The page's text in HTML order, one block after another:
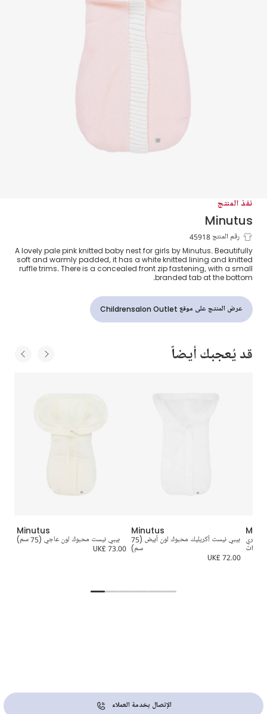
نفذ المنتج
Minutus
بيبي نيست اكريليك محبوك لون زهري
للمولودات (75 سم)
رقم المنتج 45918
A lovely pale pink knitted baby nest for girls by Minutus. Beautifully
soft and warmly padded, it has a white knitted lining and knitted
ruffle trims. There is a concealed front zip fastening, with a small
branded tab at the bottom.
عرض المنتج على موقع Childrensalon Outlet
قد يُعجبك أيضاً
Minutus
بيبي نيست محبوك لون عاجي (75 سم)
UK£ 73.00
Minutus
بيبي نيست أكريليك محبوك لون أبيض (75
سم)
UK£ 72.00
زهري
الإتصال بخدمة العملاء